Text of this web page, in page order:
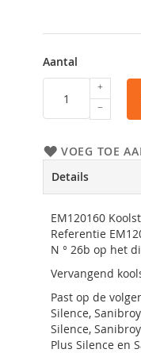
Aantal
VOEG TOE
Details
EM120160
Referentie
N ° 26b op het
Vervangend
Past op de
Silence,
Silence,
Plus Silence en